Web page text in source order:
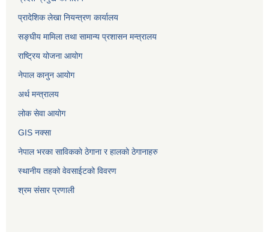
प्रादेशिक लेखा नियन्त्रण कार्यालय
सङ्‍घीय मामिला तथा सामान्य प्रशासन मन्त्रालय
राष्ट्रिय योजना आयोग
नेपाल कानुन आयोग
अर्थ मन्त्रालय
लोक सेवा आयोग
GIS नक्सा
नेपाल भरका साविककाे ठेगाना र हालकाे ठेगानाहरु
स्थानीय तहको वेवसाईटको विवरण
श्रम संसार प्रणाली